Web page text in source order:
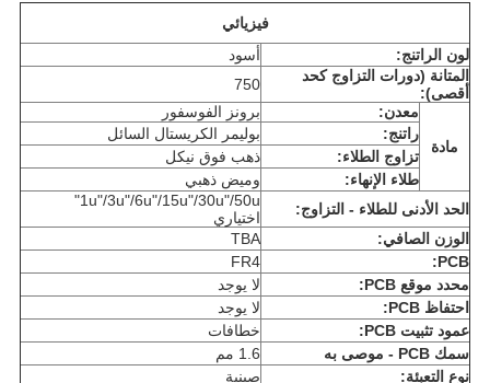
فيزيائي
لون الراتنج:
أسود
المتانة (دورات التزاوج كحد
أقصى):
750
مادة
معدن:
برونز الفوسفور
راتنج:
بوليمر الكريستال السائل
تزاوج الطلاء:
ذهب فوق نيكل
طلاء الإنهاء:
وميض ذهبي
الحد الأدنى للطلاء - التزاوج:
1u"/3u"/6u"/15u"/30u"/50u"
اختياري
الوزن الصافي:
TBA
PCB:
FR4
محدد موقع PCB:
لا يوجد
احتفاظ PCB:
لا يوجد
عمود تثبيت PCB:
خطافات
سمك PCB - موصى به
1.6 مم
نوع التعبئة:
صينية